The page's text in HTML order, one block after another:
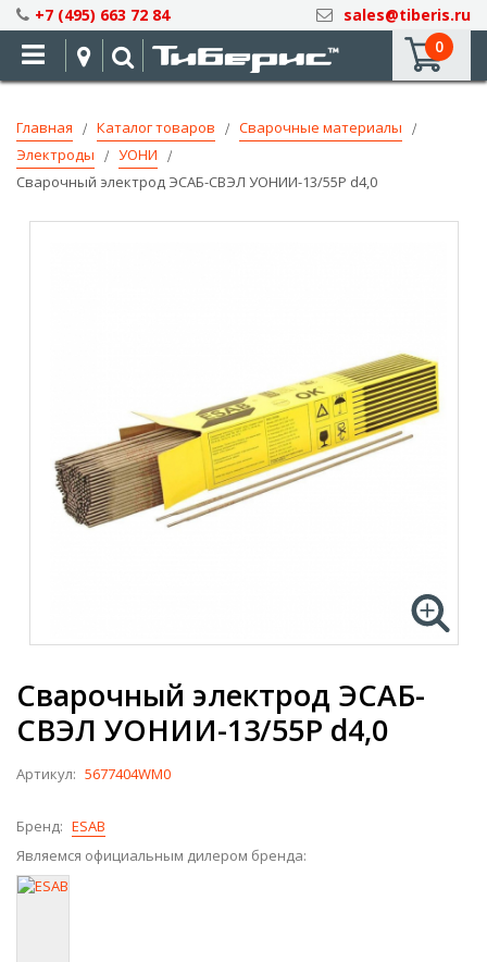
Skip
to
Content
+7 (495) 663 72 84
sales@tiberis.ru
0
Главная Каталог товаров
Сварочные материалы
Электроды
УОНИ
Сварочный электрод ЭСАБ-СВЭЛ УОНИИ-13/55Р d4,0
Сварочный электрод ЭСАБ-
СВЭЛ УОНИИ-13/55Р d4,0
Артикул: 5677404WM0
Бренд: ESAB
Являемся официальным дилером бренда: